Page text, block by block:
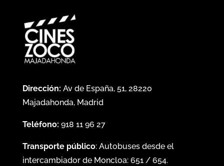
Dirección: Av de España, 51, 28220
Majadahonda, Madrid
Teléfono: 918 11 96 27
Transporte público: Autobuses desde el
intercambiador de Moncloa: 651/ 654.